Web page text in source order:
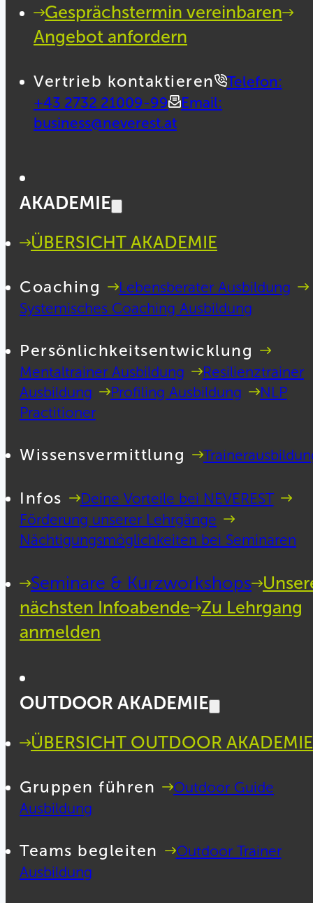
Gesprächstermin vereinbaren
Angebot anfordern
Vertrieb kontaktieren
Telefon:
+43 2732 21009-99
Email:
business@neverest.at
AKADEMIE
ÜBERSICHT AKADEMIE
Coaching
Lebensberater Ausbildung
Systemisches Coaching Ausbildung
Persönlichkeitsentwicklung
Mentaltrainer Ausbildung
Resilienztrainer
Ausbildung
Profiling Ausbildung
NLP
Practitioner
Wissensvermittlung
Infos
Deine Vorteile bei NEVEREST
Förderung unserer Lehrgänge
Nächtigungsmöglichkeiten bei Seminaren
Seminare & Kurzworkshops
nächsten Infoabende Zu Lehrgang
anmelden
OUTDOOR AKADEMIE
ÜBERSICHT OUTDOOR AKADEMIE
Gruppen führen
Outdoor Guide
Ausbildung
Teams begleiten
Outdoor Trainer
Ausbildung